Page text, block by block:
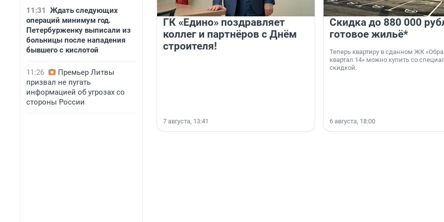
11:31
Ждать следующих
операций минимум год.
Петербурженку выписали из
больницы после нападения
бывшего с кислотой
11:26
Премьер Литвы
призвал не пугать
информацией об угрозах со
стороны России
ГК «Едино» поздравляет
коллег и партнёров с Днём
строителя!
7 августа, 13:41
Скидка до 880 000
готовое жильё*
Теперь квартиру в сданном ЖК
квартал 14» можно купить со
скидкой.
6 августа, 18:00